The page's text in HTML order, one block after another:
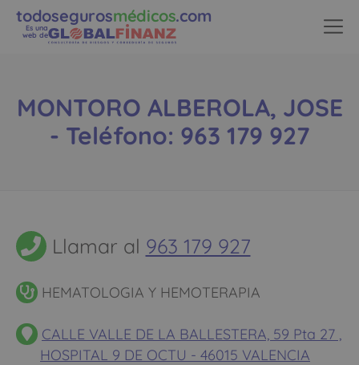
todosegurosmédicos.com
Es una
web de
MONTORO ALBEROLA, JOSE
- Teléfono: 963 179 927
Llamar al 963 179 927
HEMATOLOGIA Y HEMOTERAPIA
CALLE VALLE DE LA BALLESTERA, 59 Pta 27 ,
HOSPITAL 9 DE OCTU - 46015 VALENCIA